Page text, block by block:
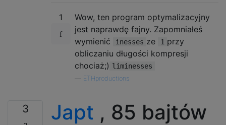
1
Wow, ten program optymalizacyjny
jest naprawdę fajny. Zapomniałeś
wymienić
inesses ze 1 przy
obliczaniu długości kompresji
chociaż;) liminesses
ETHproductions
3 Japt , 85 bajtów